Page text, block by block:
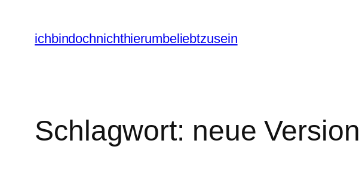
Inhalt
springen
ichbindochnichthierumbeliebtzusein
Schlagwort: neue Version